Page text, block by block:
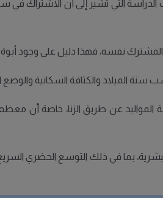
الميلاد والكثافة السكانية والوضع
المواليد عن طريق الزنا، خاصة أن
بما في ذلك التوسع الحضري